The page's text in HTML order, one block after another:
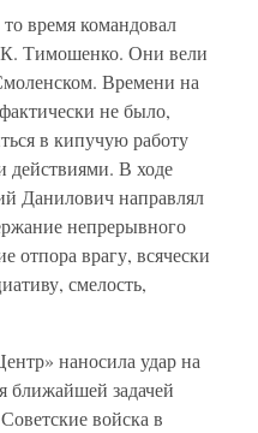
время командовал
Тимошенко. Они вели
Времени на
не было,
в кипучую работу
действиями. В ходе
Данилович направлял
непрерывного
отпора врагу, всячески
смелость,
наносила удар на
ближайшей задачей
войска в